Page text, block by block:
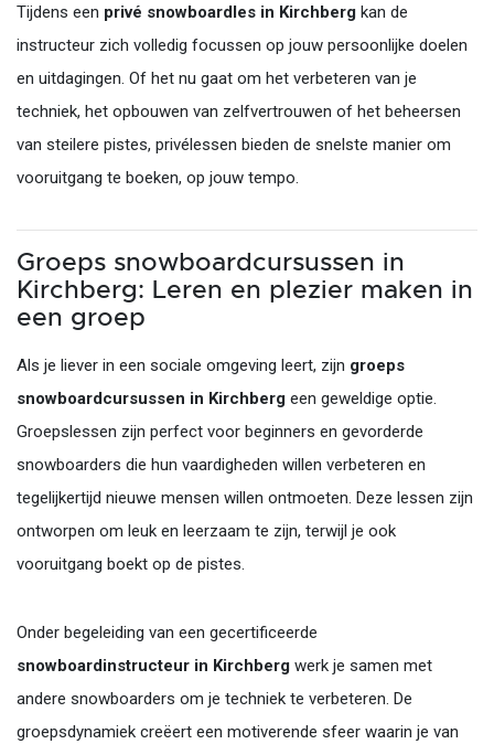
Tijdens een privé snowboardles in Kirchberg kan de
instructeur zich volledig focussen op jouw persoonlijke doelen
en uitdagingen. Of het nu gaat om het verbeteren van je
techniek, het opbouwen van zelfvertrouwen of het beheersen
van steilere pistes, privélessen bieden de snelste manier om
vooruitgang te boeken, op jouw tempo.
Groeps snowboardcursussen in
Kirchberg: Leren en plezier maken in
een groep
Als je liever in een sociale omgeving leert, zijn groeps
snowboardcursussen in Kirchberg een geweldige optie.
Groepslessen zijn perfect voor beginners en gevorderde
snowboarders die hun vaardigheden willen verbeteren en
tegelijkertijd nieuwe mensen willen ontmoeten. Deze lessen zijn
ontworpen om leuk en leerzaam te zijn, terwijl je ook
vooruitgang boekt op de pistes.
Onder begeleiding van een gecertificeerde
snowboardinstructeur in Kirchberg werk je samen met
andere snowboarders om je techniek te verbeteren. De
groepsdynamiek creëert een motiverende sfeer waarin je van